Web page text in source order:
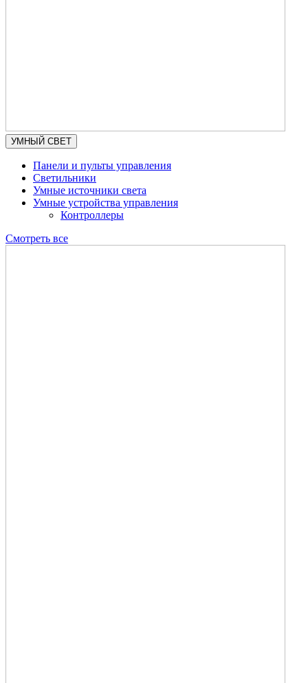
УМНЫЙ СВЕТ
Панели и пульты управления
Светильники
Умные источники света
Умные устройства управления
Контроллеры
Смотреть все